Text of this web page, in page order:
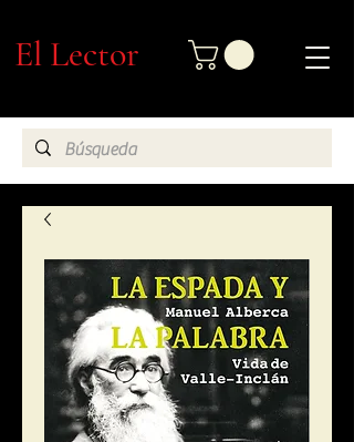
El Lector